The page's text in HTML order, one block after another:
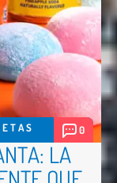
0
LA